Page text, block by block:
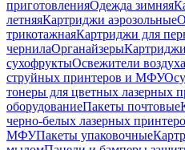
приготовленияОдежда зимняя
летняяКартриджи аэрозольные
трикотажнаяКартриджи для
чернилаОрганайзеры
сухофруктыОсвежители
струйных принтеров и МФУ
тонеры для цветных лазерных
оборудованиеПакеты почтовые
черно-белых лазерных
МФУПакеты упаковочные